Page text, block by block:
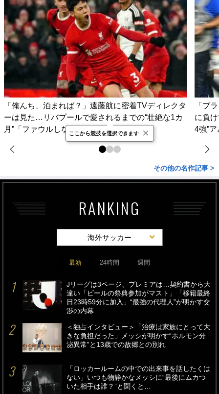
「俺んち、泊まれば？」遠藤航に密着TVディレクタ
ーは見た…リバプールで愛されるまでの“壮絶な1カ
月”「ファウルしないとかあり得ない」
「ブ
に負
4強”
その他の名作記事 >
RANKING
海外サッカー
最新 24時間 週間
Jリーグは3ページ、プレミアは…契約書から大
違い「ビールの祭典参加がマスト」「移籍最終
日23時59分に加入」“最強の代理人”が明かす交
渉の内幕
＜独占インタビュー＞「治療は家族にとって大
きな負担だった」メッシが明かす“ホルモン分
泌異常”と13歳での故郷との別れ
「ロッカールームの中での出来事を話したくは
ない」いつも物静かなメッシに“最後にムカつ
いた相手は誰？”と聞くと…
ここから競技を選択できます ×